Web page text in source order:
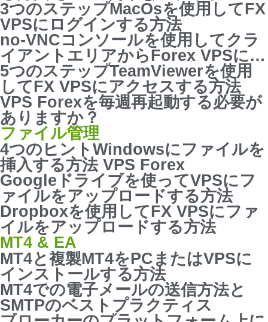
3つのステップMacOsを使用してFX
VPSにログインする方法
no-VNCコンソールを使用してクラ
イアントエリアからForex VPSにア
クセスする方法
5つのステップTeamViewerを使用
してFX VPSにアクセスする方法
VPS Forexを毎週再起動する必要が
ありますか？
ファイル管理
4つのヒントWindowsにファイルを
挿入する方法 VPS Forex
Googleドライブを使ってVPSにフ
ァイルをアップロードする方法
Dropboxを使用してFX VPSにファ
イルをアップロードする方法
MT4 & EA
MT4と複製MT4をPCまたはVPSに
インストールする方法
MT4での電子メールの送信方法と
SMTPのベストプラクティス